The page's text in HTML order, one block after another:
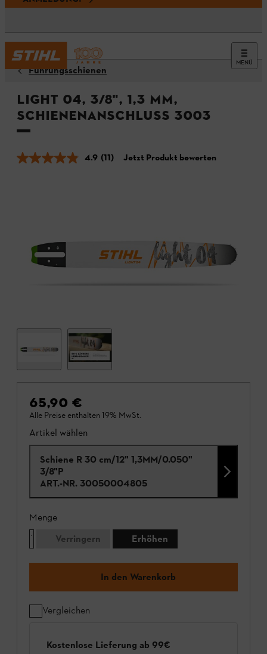
MENÜ
Führungsschienen
Light 04, 3/8", 1,3 mm,
Schienenanschluss 3003
4.9 (11) Jetzt Produkt bewerten
65,90 €
Alle Preise enthalten 19% MwSt.
Artikel wählen
Schiene R 30 cm/12" 1,3MM/0.050"
3/8"P
ART.-NR. 30050004805
Menge
Verringern
Erhöhen
In den Warenkorb
Vergleichen
Kostenlose Lieferung ab 99€